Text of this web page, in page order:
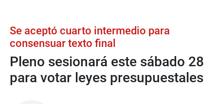
Se aceptó cuarto intermedio para
consensuar texto final
Pleno sesionará este sábado 28
para votar leyes presupuestales